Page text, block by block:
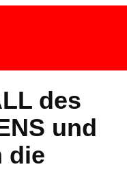
des
und
die